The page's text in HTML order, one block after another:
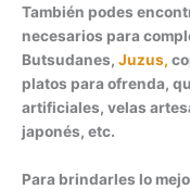
También podes
necesarios para
Butsudanes, Juzus,
platos para ofrenda,
artificiales, velas
japonés, etc.
Para brindarles lo